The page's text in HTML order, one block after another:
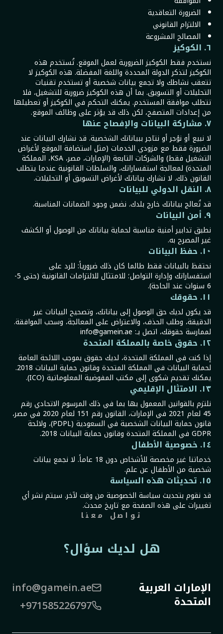
الضرورة التعاقدية
الالتزام القانوني
المصالح المشروعة
٦. الكوكيز
نستخدم فقط الكوكيز الضرورية لعمل الموقع. تُستخدم هذه
الكوكيز لتذكر الدولة المحددة واللغة المفضلة. هذه الكوكيز لا
تتعقب نشاطك ولا تجمع بيانات شخصية أو تستخدم تقنيات
التحليلات أو التسويق. بما أن هذه الكوكيز ضرورية للتشغيل، فلا
تتطلب موافقة المستخدم. يمكنك التحكم في الكوكيز أو تعطيلها
من إعدادات المتصفح، لكن ذلك قد يؤثر على وظائف الموقع.
٧. مشاركة البيانات والإفصاح عنها
لا نبيع أو نؤجر أو نتاجر ببياناتك الشخصية. قد نشارك البيانات عند
الضرورة فقط مع مزودي الخدمات (مثل استضافة الموقع لأغراض
التشغيل فقط) والشركات التابعة (الإمارات، مصر، KSA، المملكة
المتحدة) لمعالجة استفساراتك، والسلطات القانونية عندما يتطلب
القانون ذلك. لا نشارك بياناتك لأغراض التسويق أو التحليلات.
٨. النقل الدولي للبيانات
قد تُعالج بياناتك خارج بلدك. نضمن وجود الضمانات المناسبة.
٩. أمن البيانات
نطبق تدابير أمنية مناسبة لحماية بياناتك من الوصول أو الكشف
غير المصرح به.
١٠. حفظ البيانات
نحتفظ بالبيانات فقط طالما كان ذلك ضرورياً: للرد على
استفساراتك وإدارة التواصل؛ للامتثال للالتزامات القانونية (حتى 5-
6 سنوات عند الحاجة).
١١. حقوقك
قد يكون لديك حق الوصول إلى بياناتك، وتصحيح البيانات غير
الدقيقة، وطلب الحذف، والاعتراض على المعالجة، وسحب الموافقة.
لممارسة حقوقك، اتصل بـ: info@gamein.ae
١٢. حقوق خاصة بالمملكة المتحدة
إذا كنت في المملكة المتحدة، لديك حقوق بموجب اللائحة العامة
لحماية البيانات في المملكة المتحدة وقانون حماية البيانات 2018.
يمكنك تقديم شكوى إلى مكتب المفوضية المعلوماتية (ICO).
١٣. الامتثال الإقليمي
نلتزم بالقوانين المعمول بها بما في ذلك المرسوم الاتحادي رقم
45 لعام 2021 في الإمارات، القانون رقم 151 لعام 2020 في مصر،
قانون حماية البيانات الشخصية في السعودية (PDPL)، ولائحة
GDPR في المملكة المتحدة وقانون حماية البيانات 2018.
١٤. خصوصية الأطفال
خدماتنا غير مخصصة للأشخاص دون 18 عاماً. لا نجمع بيانات
شخصية من الأطفال عن علم.
١٥. تحديثات هذه السياسة
قد نقوم بتحديث سياسة الخصوصية من وقت لآخر. سيتم نشر أي
تغييرات على هذه الصفحة مع تاريخ محدث.
تواصل معنا
هل لديك سؤال؟
الإمارات العربية
المتحدة
info@gamein.ae
+971585226797